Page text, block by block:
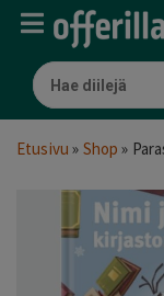
Etusivu » Shop »